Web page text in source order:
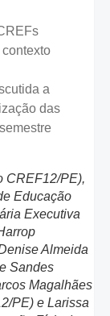
a
das
CREF12/PE),
Educação
Executiva
Almeida
Sandes
Magalhães
PE) e Larissa